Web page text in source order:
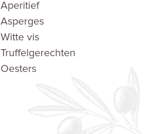
Aperitief
Asperges
Witte vis
Truffelgerechten
Oesters